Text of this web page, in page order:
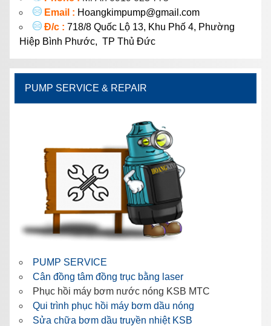
Email : Hoangkimpump@gmail.com
Đ/c : 718/8 Quốc Lộ 13, Khu Phố 4, Phường
Hiệp Bình Phước, TP Thủ Đức
PUMP SERVICE & REPAIR
PUMP SERVICE
Cân đồng tâm đồng trục bằng laser
Phục hồi máy bơm nước nóng KSB MTC
Qui trình phục hồi máy bơm dầu nóng
Sửa chữa bơm dầu truyền nhiệt KSB